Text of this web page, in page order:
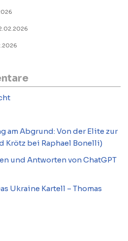
am Abgrund: Von der Elite zur
Krötz bei Raphael Bonelli)
und Antworten von ChatGPT
Ukraine Kartell – Thomas